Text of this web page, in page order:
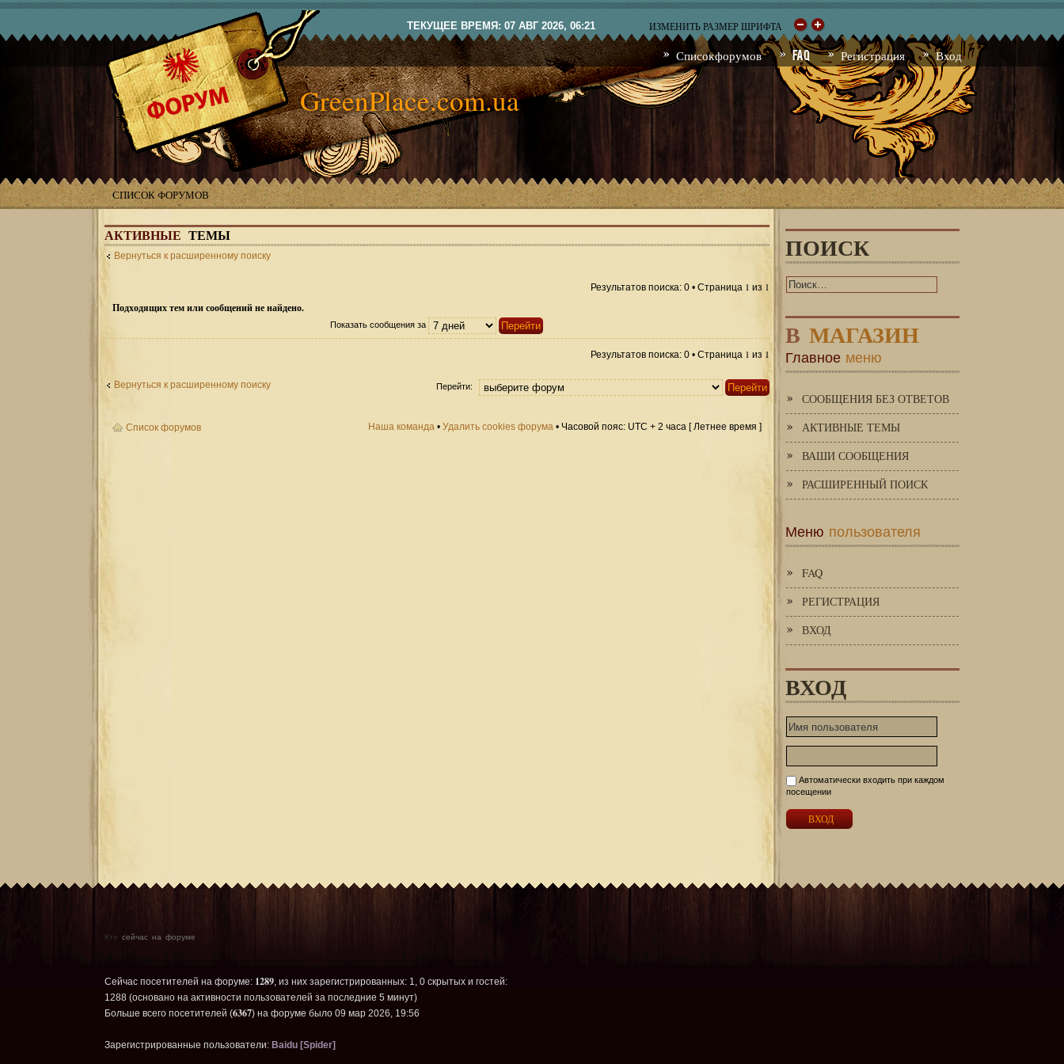
ТЕКУЩЕЕ ВРЕМЯ: 07 АВГ 2026, 06:21 ИЗМЕНИТЬ РАЗМЕР ШРИФТА
Список форумов FAQ Регистрация Вход
GreenPlace.com.ua
СПИСОК ФОРУМОВ
АКТИВНЫЕ ТЕМЫ
Вернуться к расширенному поиску
Результатов поиска: 0 • Страница 1 из 1
Подходящих тем или сообщений не найдено.
Показать сообщения за
Результатов поиска: 0 • Страница 1 из 1
Вернуться к расширенному поиску Перейти:
Список форумов Наша команда • Удалить cookies форума • Часовой пояс: UTC + 2 часа [ Летнее время ]
ПОИСК
В МАГАЗИН
Главное меню
СООБЩЕНИЯ БЕЗ ОТВЕТОВ
АКТИВНЫЕ ТЕМЫ
ВАШИ СООБЩЕНИЯ
РАСШИРЕННЫЙ ПОИСК
Меню пользователя
FAQ
РЕГИСТРАЦИЯ
ВХОД
ВХОД
Автоматически входить при каждом
посещении
Кто сейчас на форуме
Сейчас посетителей на форуме: 1289, из них зарегистрированных: 1, 0 скрытых и гостей:
1288 (основано на активности пользователей за последние 5 минут)
Больше всего посетителей (6367) на форуме было 09 мар 2026, 19:56
Зарегистрированные пользователи: Baidu [Spider]